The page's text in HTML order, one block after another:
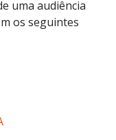
uma audiência
os seguintes